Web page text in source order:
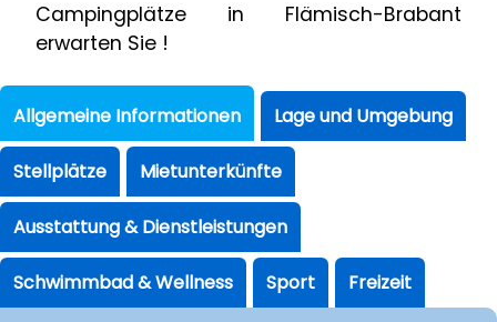
Campingplätze in Flämisch-Brabant
erwarten Sie !
Allgemeine Informationen Lage und Umgebung
Stellplätze Mietunterkünfte
Ausstattung & Dienstleistungen
Schwimmbad & Wellness Sport Freizeit